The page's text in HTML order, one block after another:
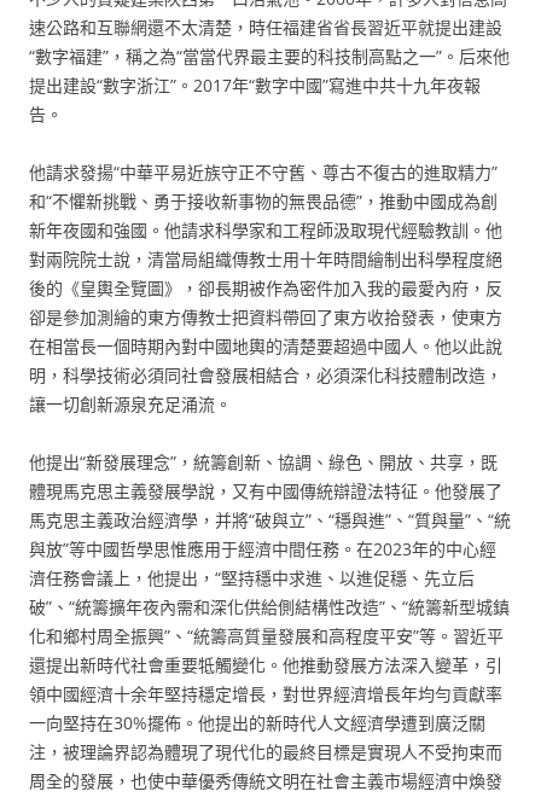
速公路和互聯網還不太清楚，時任福建省省長習近平就提出建設
“數字福建”，稱之為“當當代界最主要的科技制高點之一”。后來他
提出建設“數字浙江”。2017年“數字中國”寫進中共十九年夜報
告。
他請求發揚“中華平易近族守正不守舊、尊古不復古的進取精力”
和“不懼新挑戰、勇于接收新事物的無畏品德”，推動中國成為創
新年夜國和強國。他請求科學家和工程師汲取現代經驗教訓。他
對兩院院士說，清當局組織傳教士用十年時間繪制出科學程度絕
後的《皇輿全覽圖》，卻長期被作為密件加入我的最愛內府，反
卻是參加測繪的東方傳教士把資料帶回了東方收拾發表，使東方
在相當長一個時期內對中國地輿的清楚要超過中國人。他以此說
明，科學技術必須同社會發展相結合，必須深化科技體制改造，
讓一切創新源泉充足涌流。
他提出“新發展理念”，統籌創新、協調、綠色、開放、共享，既
體現馬克思主義發展學說，又有中國傳統辯證法特征。他發展了
馬克思主義政治經濟學，并將“破與立”、“穩與進”、“質與量”、“統
與放”等中國哲學思惟應用于經濟中間任務。在2023年的中心經
濟任務會議上，他提出，“堅持穩中求進、以進促穩、先立后
破”、“統籌擴年夜內需和深化供給側結構性改造”、“統籌新型城鎮
化和鄉村周全振興”、“統籌高質量發展和高程度平安”等。習近平
還提出新時代社會重要牴觸變化。他推動發展方法深入變革，引
領中國經濟十余年堅持穩定增長，對世界經濟增長年均勻貢獻率
一向堅持在30%擺佈。他提出的新時代人文經濟學遭到廣泛關
注，被理論界認為體現了現代化的最終目標是實現人不受拘束而
周全的發展，也使中華優秀傳統文明在社會主義市場經濟中煥發